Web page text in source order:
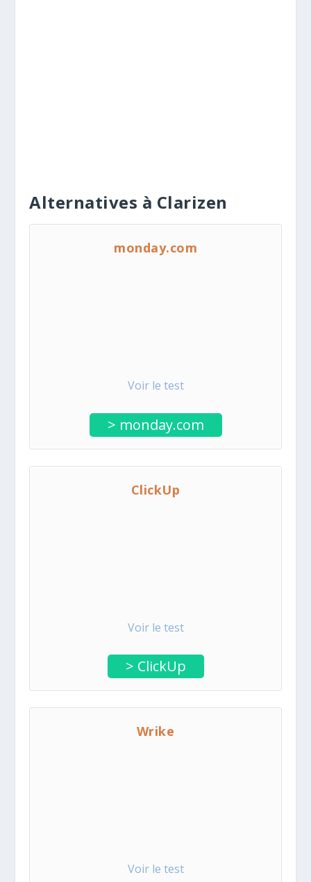
Alternatives à Clarizen
monday.com
Voir le test
> monday.com
ClickUp
Voir le test
> ClickUp
Wrike
Voir le test